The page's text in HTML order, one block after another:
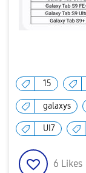
15
galaxys
UI7
6 Likes